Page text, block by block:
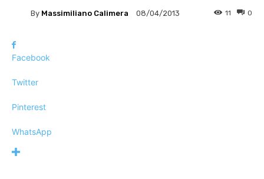
By Massimiliano Calimera 08/04/2013 0
11
Facebook
Twitter
Pinterest
WhatsApp